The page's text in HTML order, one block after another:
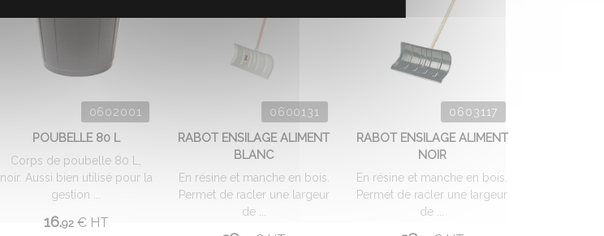
0602001
POUBELLE 80 L
Corps de poubelle 80 L,
noir. Aussi bien utilisé pour la
gestion ...
16.92 €HT
0600131
RABOT ENSILAGE ALIMENT
BLANC
En résine et manche en bois.
Permet de racler une largeur
de ...
0603117
RABOT ENSILAGE ALIMENT
NOIR
En résine et manche en bois.
Permet de racler une largeur
de ...